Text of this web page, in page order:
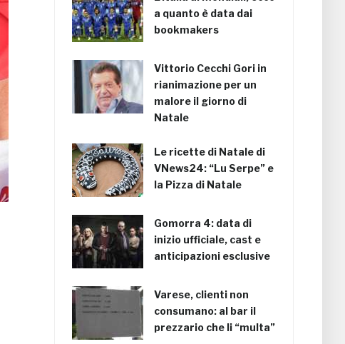
a quanto è data dai
bookmakers
Vittorio Cecchi Gori in
rianimazione per un
malore il giorno di
Natale
Le ricette di Natale di
VNews24: “Lu Serpe” e
la Pizza di Natale
Gomorra 4: data di
inizio ufficiale, cast e
anticipazioni esclusive
Varese, clienti non
consumano: al bar il
prezzario che li “multa”